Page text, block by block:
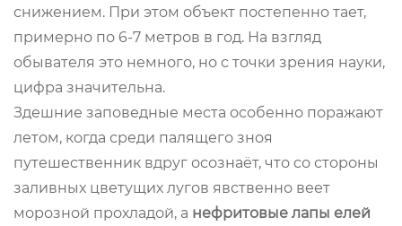
снижением. При этом объект постепенно тает,
примерно по 6-7 метров в год. На взгляд
обывателя это немного, но с точки зрения науки,
цифра значительна.
Здешние заповедные места особенно поражают
летом, когда среди палящего зноя
путешественник вдруг осознаёт, что со стороны
заливных цветущих лугов явственно веет
морозной прохладой, а нефритовые лапы елей